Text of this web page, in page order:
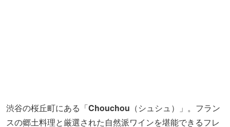
店内は、程よくカジュアルでアットホームな雰囲気。食事
やお酒を嗜みながら穏やかな時間を過ごせます。